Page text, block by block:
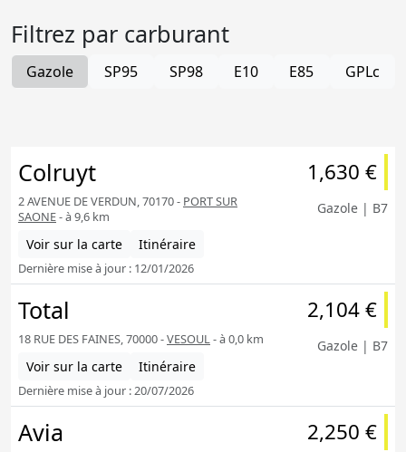
Filtrez par carburant
Gazole SP95 SP98 E10 E85 GPLc
Colruyt
2 AVENUE DE VERDUN, 70170 - PORT SUR
SAONE- à 9,6 km
Voir sur la carte Itinéraire
Dernière mise à jour : 12/01/2026
1,630 €
Gazole | B7
Total
18 RUE DES FAINES, 70000 -VESOUL- à 0,0 km
Voir sur la carte Itinéraire
Dernière mise à jour : 20/07/2026
2,104 €
Gazole | B7
Avia 2,250 €